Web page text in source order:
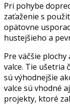
Pri pohybe
zaťaženie s
opätovne
hustejšieho a
Pre väčšie
valce. Tie ušetria
sú výhodnejšie
valce sú vhodné
projekty, ktoré